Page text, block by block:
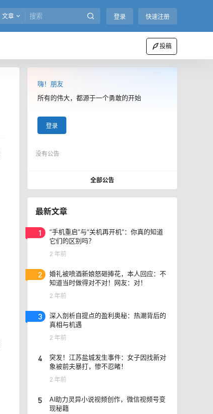
文章 登录 快速注册
投稿
嗨！朋友
所有的伟大，都源于一个勇敢的开始
登录
没有公告
全部公告
最新文章
1
“手机重启”与“关机再开机”：你真的知道
它们的区别吗？
2 年前
2
婚礼被喷酒新娘怒砸捧花，本人回应：不
知道当时做得对不对！网友：对！
2 年前
3
深入剖析自提点的盈利奥秘：热潮背后的
真相与机遇
2 年前
4
突发！江苏盐城发生事件：女子因找新对
象被前夫暴打，惨不忍睹！
2 年前
5
AI助力灵异小说视频创作，微信视频号变
现秘籍